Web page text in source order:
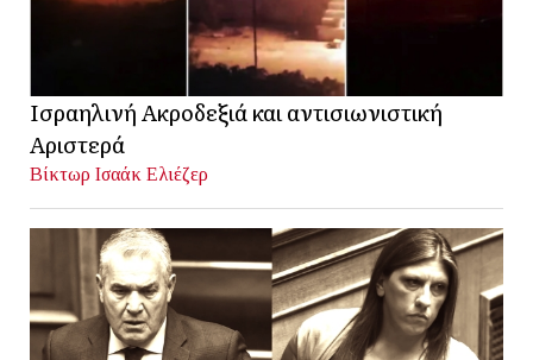
Ισραηλινή Ακροδεξιά και αντισιωνιστική
Αριστερά
Βίκτωρ Ισαάκ Ελιέζερ